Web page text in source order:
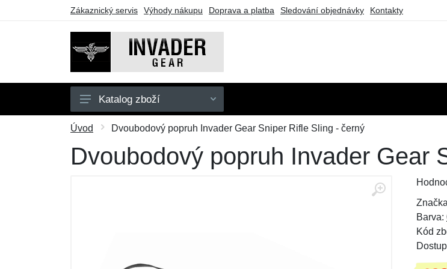
Zákaznický servis Výhody nákupu Doprava a platba Sledování objednávky Kontakty
Pánské
Doplňky
Katalog zboží
Úvod Dvoubodový popruh Invader Gear Sniper Rifle Sling - černý
Dvoubodový popruh Invader Gear
Barva:
Kód